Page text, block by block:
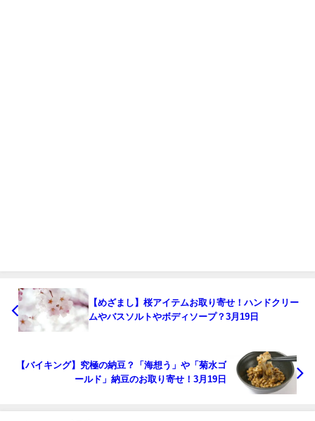
【めざまし】桜アイテムお取り寄せ！ハンドクリー
ムやバスソルトやボディソープ？3月19日
【バイキング】究極の納豆？「海想う」や「菊水ゴ
ールド」納豆のお取り寄せ！3月19日